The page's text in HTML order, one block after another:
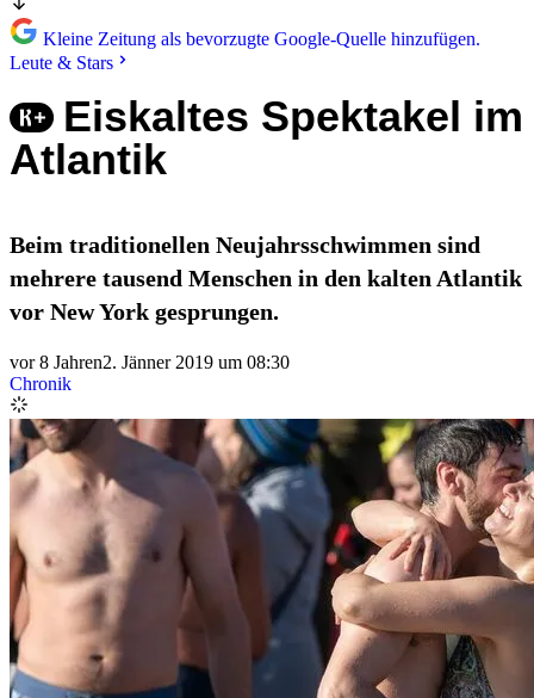
Kleine Zeitung als bevorzugte Google-Quelle hinzufügen.
Leute & Stars
Eiskaltes Spektakel im
Atlantik
Beim traditionellen Neujahrsschwimmen sind
mehrere tausend Menschen in den kalten Atlantik
vor New York gesprungen.
vor 8 Jahren2. Jänner 2019 um 08:30
Chronik